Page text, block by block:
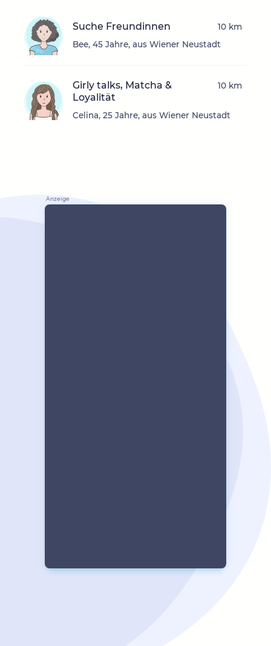
Suche Freundinnen
Bee, 45 Jahre, aus Wiener Neustadt
10 km
Girly talks, Matcha &
Loyalität
Celina, 25 Jahre, aus Wiener Neustadt
10 km